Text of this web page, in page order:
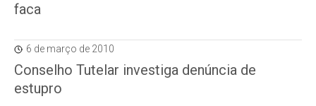
faca
6 de março de 2010
Conselho Tutelar investiga denúncia de
estupro